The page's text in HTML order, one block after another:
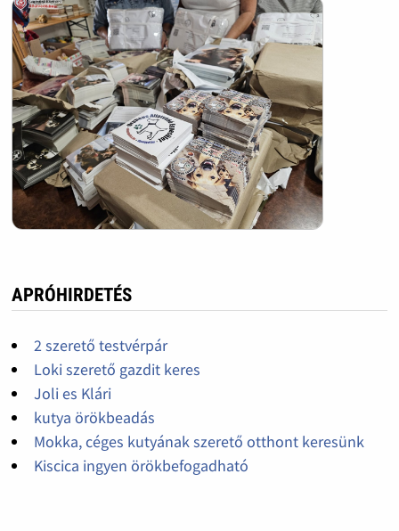
APRÓHIRDETÉS
2 szerető testvérpár
Loki szerető gazdit keres
Joli es Klári
kutya örökbeadás
Mokka, céges kutyának szerető otthont keresünk
Kiscica ingyen örökbefogadható